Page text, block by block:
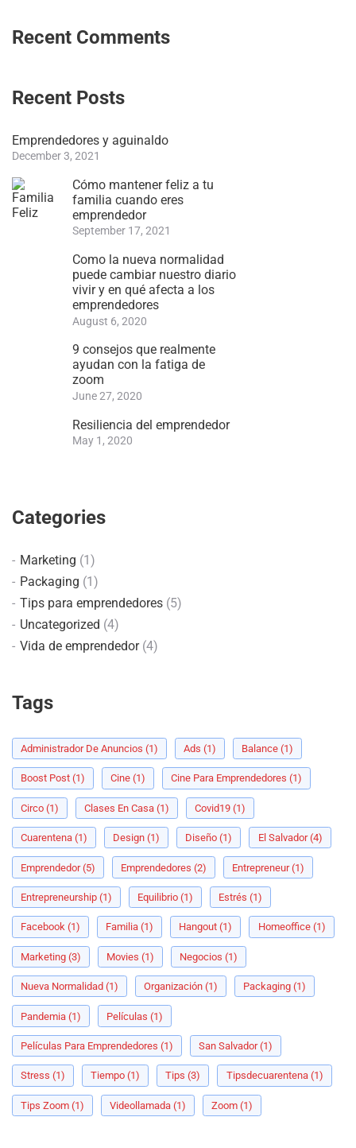
Recent Comments
Recent Posts
Emprendedores y aguinaldo
December 3, 2021
Cómo mantener feliz a tu
familia cuando eres
emprendedor
September 17, 2021
Como la nueva normalidad
puede cambiar nuestro diario
vivir y en qué afecta a los
emprendedores
August 6, 2020
9 consejos que realmente
ayudan con la fatiga de
zoom
June 27, 2020
Resiliencia del emprendedor
May 1, 2020
Categories
Marketing (1)
Packaging (1)
Tips para emprendedores (5)
Uncategorized (4)
Vida de emprendedor(4)
Tags
Administrador De Anuncios (1) Ads (1) Balance (1)
Boost Post (1) Cine (1) Cine Para Emprendedores (1)
Circo (1) Clases En Casa (1) Covid19 (1)
Cuarentena (1) Design (1) Diseño (1) El Salvador(4)
Emprendedor(5) Emprendedores (2) Entrepreneur(1)
Entrepreneurship (1) Equilibrio (1) Estrés (1)
Facebook (1) Familia (1) Hangout (1) Homeoffice(1)
Marketing (3) Movies (1) Negocios (1)
Nueva Normalidad (1) Organización (1) Packaging (1)
Pandemia (1) Películas (1)
Películas Para Emprendedores (1) San Salvador(1)
Stress (1) Tiempo (1) Tips (3) Tipsdecuarentena(1)
Tips Zoom (1) Videollamada (1) Zoom (1)